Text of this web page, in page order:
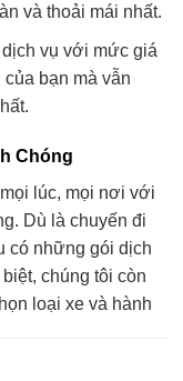
và thoải mái nhất.
vụ với mức giá
bạn mà vẫn
Chóng
lúc, mọi nơi với
Dù là chuyến đi
có những gói dịch
chúng tôi còn
loại xe và hành